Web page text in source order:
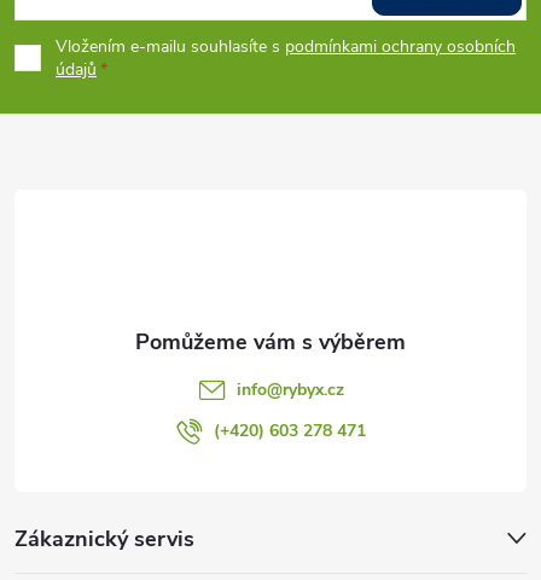
p
a
Vložením e-mailu souhlasíte s podmínkami ochrany osobních
údajů
Zákaznický servis
info@rybyx.cz
(+420) 603 278 471